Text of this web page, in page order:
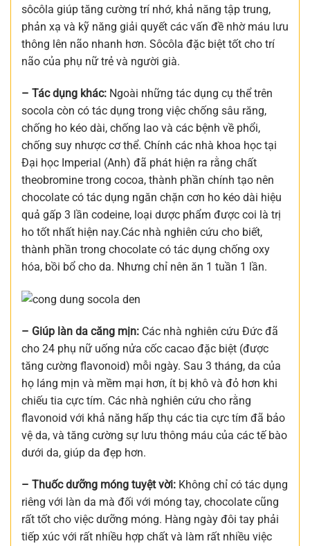
sôcôla giúp tăng cường trí nhớ, khả năng tập trung,
phản xạ và kỹ năng giải quyết các vấn đề nhờ máu lưu
thông lên não nhanh hơn. Sôcôla đặc biệt tốt cho trí
não của phụ nữ trẻ và người già.
– Tác dụng khác: Ngoài những tác dụng cụ thể trên
socola còn có tác dụng trong việc chống sâu răng,
chống ho kéo dài, chống lao và các bệnh về phổi,
chống suy nhược cơ thể. Chính các nhà khoa học tại
Đại học Imperial (Anh) đã phát hiện ra rằng chất
theobromine trong cocoa, thành phần chính tạo nên
chocolate có tác dụng ngăn chặn cơn ho kéo dài hiệu
quả gấp 3 lần codeine, loại dược phẩm được coi là trị
ho tốt nhất hiện nay.Các nhà nghiên cứu cho biết,
thành phần trong chocolate có tác dụng chống oxy
hóa, bồi bổ cho da. Nhưng chỉ nên ăn 1 tuần 1 lần.
– Giúp làn da căng mịn: Các nhà nghiên cứu Đức đã
cho 24 phụ nữ uống nửa cốc cacao đặc biệt (được
tăng cường flavonoid) mỗi ngày. Sau 3 tháng, da của
họ láng mịn và mềm mại hơn, ít bị khô và đỏ hơn khi
chiếu tia cực tím. Các nhà nghiên cứu cho rằng
flavonoid với khả năng hấp thụ các tia cực tím đã bảo
vệ da, và tăng cường sự lưu thông máu của các tế bào
dưới da, giúp da đẹp hơn.
– Thuốc dưỡng móng tuyệt vời: Không chỉ có tác dụng
riêng với làn da mà đối với móng tay, chocolate cũng
rất tốt cho việc dưỡng móng. Hàng ngày đôi tay phải
tiếp xúc với rất nhiều hợp chất và làm rất nhiều việc